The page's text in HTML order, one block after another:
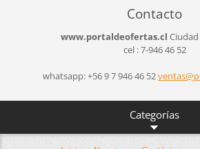
Contacto
www.portaldeofertas.cl
cel : 7-946 46 52
whatsapp: +56 9 7 946 46 52ventas@p
Categorías